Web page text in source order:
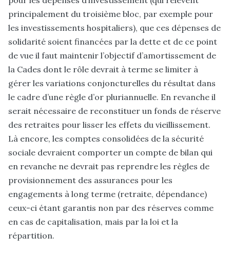
principalement du troisième bloc, par exemple pour
les investissements hospitaliers), que ces dépenses de
solidarité soient financées par la dette et de ce point
de vue il faut maintenir l’objectif d’amortissement de
la Cades dont le rôle devrait à terme se limiter à
gérer les variations conjoncturelles du résultat dans
le cadre d’une règle d’or pluriannuelle. En revanche il
serait nécessaire de reconstituer un fonds de réserve
des retraites pour lisser les effets du vieillissement.
Là encore, les comptes consolidées de la sécurité
sociale devraient comporter un compte de bilan qui
en revanche ne devrait pas reprendre les règles de
provisionnement des assurances pour les
engagements à long terme (retraite, dépendance)
ceux-ci étant garantis non par des réserves comme
en cas de capitalisation, mais par la loi et la
répartition.